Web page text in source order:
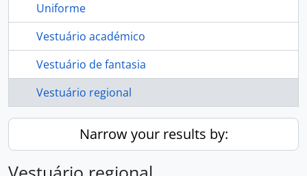
Uniforme
Vestuário académico
Vestuário de fantasia
Vestuário regional
Narrow your results by: